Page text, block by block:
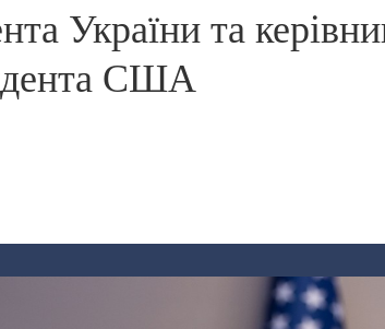
України та
США